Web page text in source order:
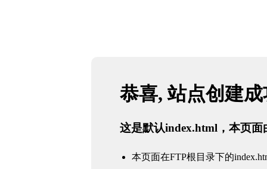
恭喜, 站点创建
这是默认index.html，本页面
本页面在FTP根目录下的